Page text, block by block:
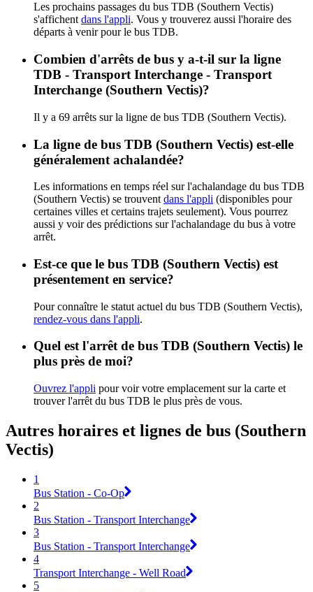
Les prochains passages du bus TDB (Southern Vectis)
s'affichent dans l'appli. Vous y trouverez aussi l'horaire des
départs à venir pour le bus TDB.
Combien d'arrêts de bus y a-t-il sur la ligne
TDB - Transport Interchange - Transport
Interchange (Southern Vectis)?
Il y a 69 arrêts sur la ligne de bus TDB (Southern Vectis).
La ligne de bus TDB (Southern Vectis) est-elle
généralement achalandée?
Les informations en temps réel sur l'achalandage du bus TDB
(Southern Vectis) se trouvent dans l'appli (disponibles pour
certaines villes et certains trajets seulement). Vous pourrez
aussi y voir des prédictions sur l'achalandage du bus à votre
arrêt.
Est-ce que le bus TDB (Southern Vectis) est
présentement en service?
Pour connaître le statut actuel du bus TDB (Southern Vectis),
rendez-vous dans l'appli.
Quel est l'arrêt de bus TDB (Southern Vectis) le
plus près de moi?
Ouvrez l'appli pour voir votre emplacement sur la carte et
trouver l'arrêt du bus TDB le plus près de vous.
Autres horaires et lignes de bus (Southern
Vectis)
1
Bus Station - Co-Op
2
Bus Station - Transport Interchange
3
Bus Station - Transport Interchange
4
Transport Interchange - Well Road
5